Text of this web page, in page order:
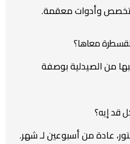
وأدوات معقمة.
من الصيدلية بوصفة
عادة من أسبوعين لـ شهر.